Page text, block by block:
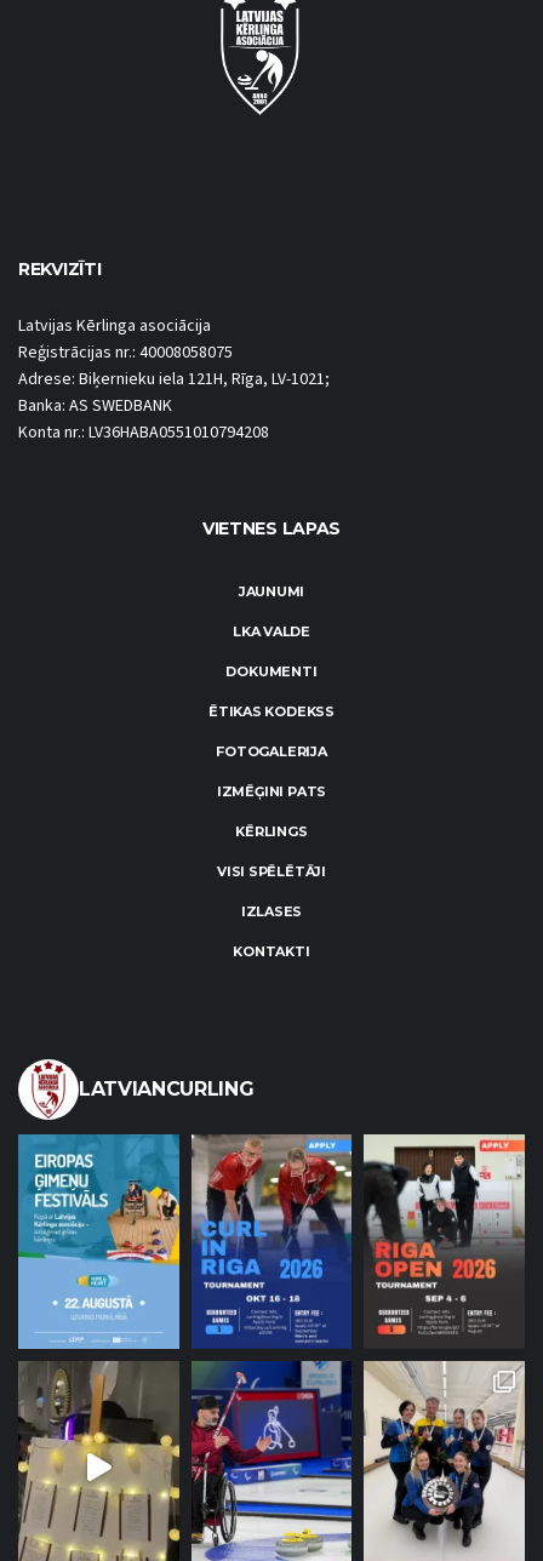
REKVIZĪTI
Latvijas Kērlinga asociācija
Reģistrācijas nr.: 40008058075
Adrese: Biķernieku iela 121H, Rīga, LV-1021;
Banka: AS SWEDBANK
Konta nr.: LV36HABA0551010794208
VIETNES LAPAS
JAUNUMI
LKA VALDE
DOKUMENTI
ĒTIKAS KODEKSS
FOTOGALERIJA
IZMĒĢINI PATS
KĒRLINGS
VISI SPĒLĒTĀJI
IZLASES
KONTAKTI
LATVIANCURLING